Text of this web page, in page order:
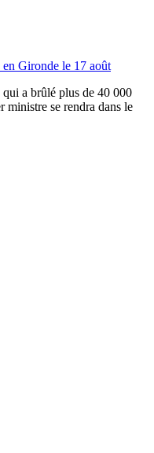
Gironde le 17 août
a brûlé plus de 40 000
ministre se rendra dans le